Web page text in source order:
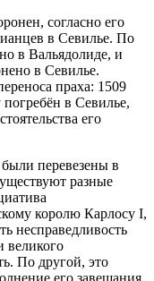
согласно его
в Севилье. По
в Вальядолиде, и
в Севилье.
праха: 1509
в Севилье,
его
перевезены в
разные
королю Карлосу I,
несправедливость
великого
По другой, это
его завещания.